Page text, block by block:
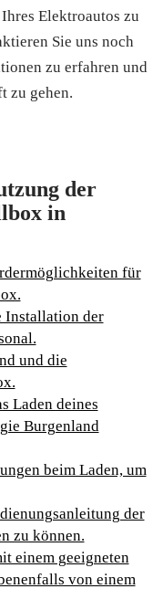
Elektroautos zu
Sie uns noch
zu erfahren und
zu gehen.
der
in
für
Installation der
und die
Laden deines
Burgenland
beim Laden, um
der
zu können.
einem geeigneten
von einem